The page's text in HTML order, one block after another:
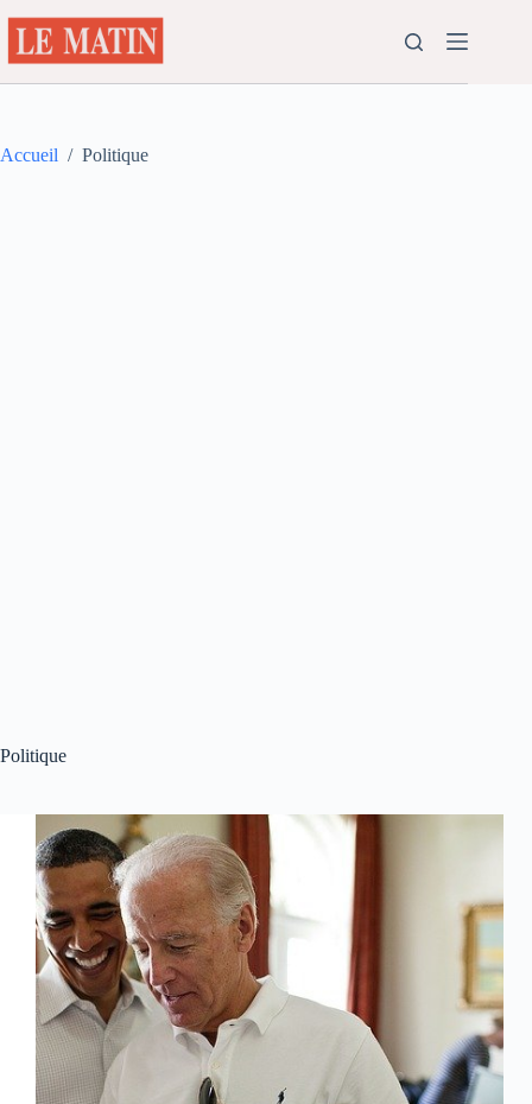
au
contenu
Accueil / Politique
Politique